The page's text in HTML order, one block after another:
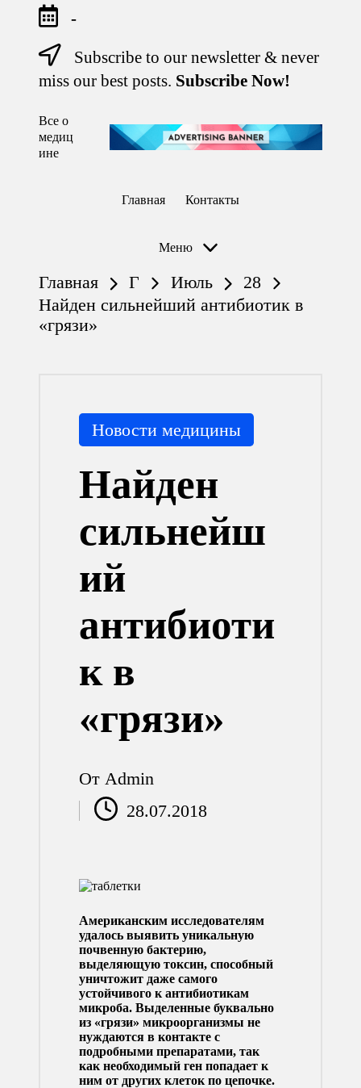
-
Subscribe to our newsletter & never
miss our best posts. Subscribe Now!
Все о
медиц
ине
Лечитесь
правильно
Главная Контакты
Меню
Главная Г Июль
28
Найден сильнейший антибиотик в
«грязи»
Опубликовано
в
Новости медицины
Найден
сильнейш
ий
антибиоти
к в
«грязи»
Запись
от
От Admin
28.07.2018
Американским исследователям
удалось выявить уникальную
почвенную бактерию,
выделяющую токсин, способный
уничтожит даже самого
устойчивого к антибиотикам
микроба.Выделенные буквально
из «грязи» микроорганизмы не
нуждаются в контакте с
подробными препаратами, так
как необходимый ген попадает к
ним от других клеток по цепочке.